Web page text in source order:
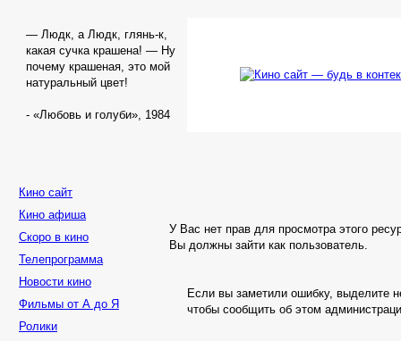
— Людк, а Людк, глянь-к,
какая сучка крашена! — Ну
почему крашеная, это мой
натуральный цвет!
- «Любовь и голуби», 1984
Кино сайт
Кино афиша
Скоро в кино
Телепрограмма
Новости кино
Фильмы от А до Я
Ролики
У Вас нет прав для просмотра этого
Вы должны зайти как пользователь.
Если вы заметили ошибку, выделите
чтобы сообщить об этом